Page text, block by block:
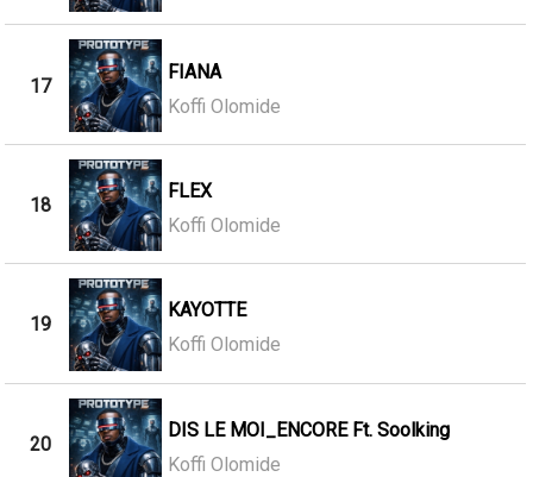
17
FIANA
Koffi Olomide
18
FLEX
Koffi Olomide
19
KAYOTTE
Koffi Olomide
20
DIS LE MOI_ENCORE Ft. Soolking
Koffi Olomide